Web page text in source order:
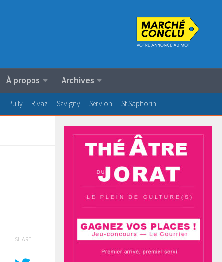
À propos Archives
Pully Rivaz Savigny Servion St-Saphorin
SHARE